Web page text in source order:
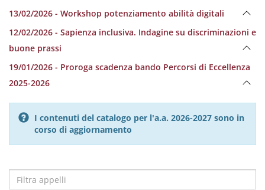
13/02/2026 - Workshop potenziamento abilità digitali
12/02/2026 - Sapienza inclusiva. Indagine su discriminazioni e
buone prassi
19/01/2026 - Proroga scadenza bando Percorsi di Eccellenza
2025-2026
I contenuti del catalogo per l'a.a. 2026-2027 sono in
corso di aggiornamento